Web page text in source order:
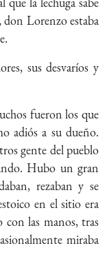
Lorenzo estaba
sus desvaríos y
fueron los que
adiós a su dueño.
gente del pueblo
Hubo un gran
rezaban y se
en el sitio era
con las manos, tras
miraba